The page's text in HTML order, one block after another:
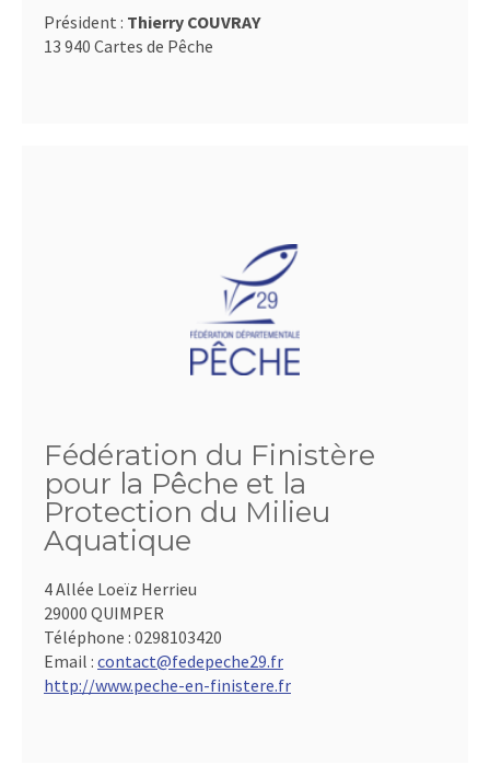
Président : Thierry COUVRAY
13 940 Cartes de Pêche
Fédération du Finistère
pour la Pêche et la
Protection du Milieu
Aquatique
4 Allée Loeïz Herrieu
29000 QUIMPER
Téléphone : 0298103420
Email : contact@fedepeche29.fr
http://www.peche-en-finistere.fr